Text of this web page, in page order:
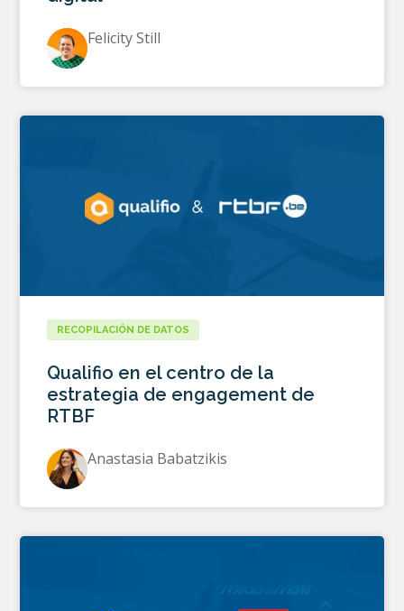
Felicity Still
RECOPILACIÓN DE DATOS
Qualifio en el centro de la
estrategia de engagement de
RTBF
Anastasia Babatzikis